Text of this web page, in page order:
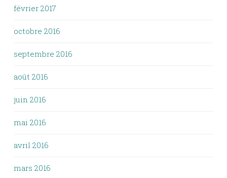
février 2017
octobre 2016
septembre 2016
août 2016
juin 2016
mai 2016
avril 2016
mars 2016